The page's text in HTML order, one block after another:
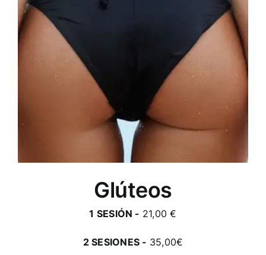
Glúteos
1 SESIÓN - 21,00 €
2 SESIONES - 35,00€